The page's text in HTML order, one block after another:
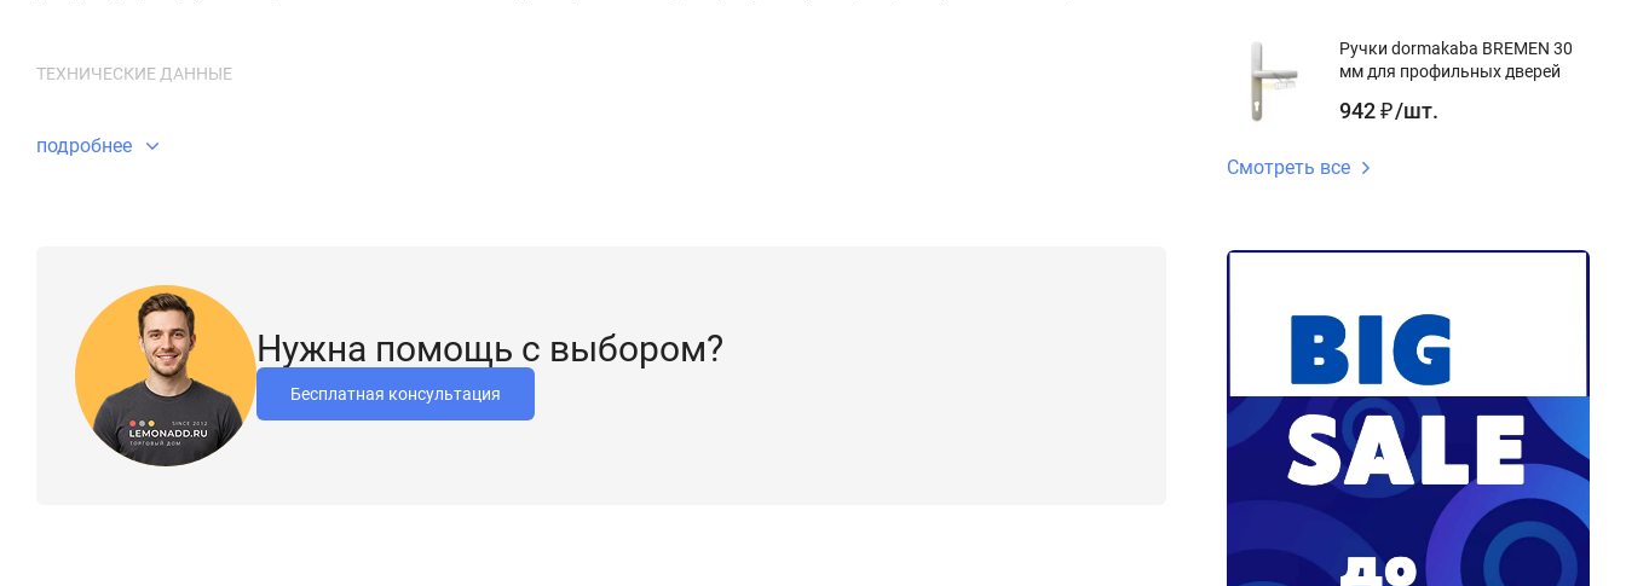
ТЕХНИЧЕСКИЕ ДАННЫЕ
Вес двери 30 кг
Масса доводчика (кг) 1
Рычажная тяга (складная штанга)
Плавная регулировка скорости закрывания
подробнее
Нужна помощь с выбором?
Бесплатная консультация
Ручки dormakaba BREMEN 30
мм для профильных дверей
942 ₽ /шт.
Смотреть все